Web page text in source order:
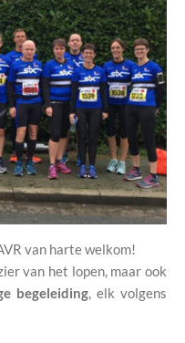
van harte welkom!
van het lopen, maar ook
begeleiding, elk volgens